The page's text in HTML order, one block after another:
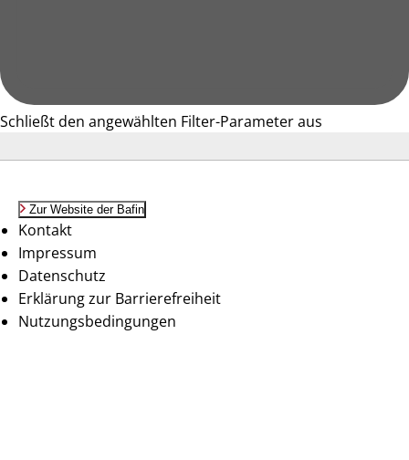
Schließt den angewählten Filter-Parameter aus
Zur Website der Bafin
Kontakt
Impressum
Datenschutz
Erklärung zur Barrierefreiheit
Nutzungsbedingungen